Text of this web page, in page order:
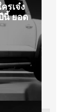
รเจ๋ง
นี้ ยอด